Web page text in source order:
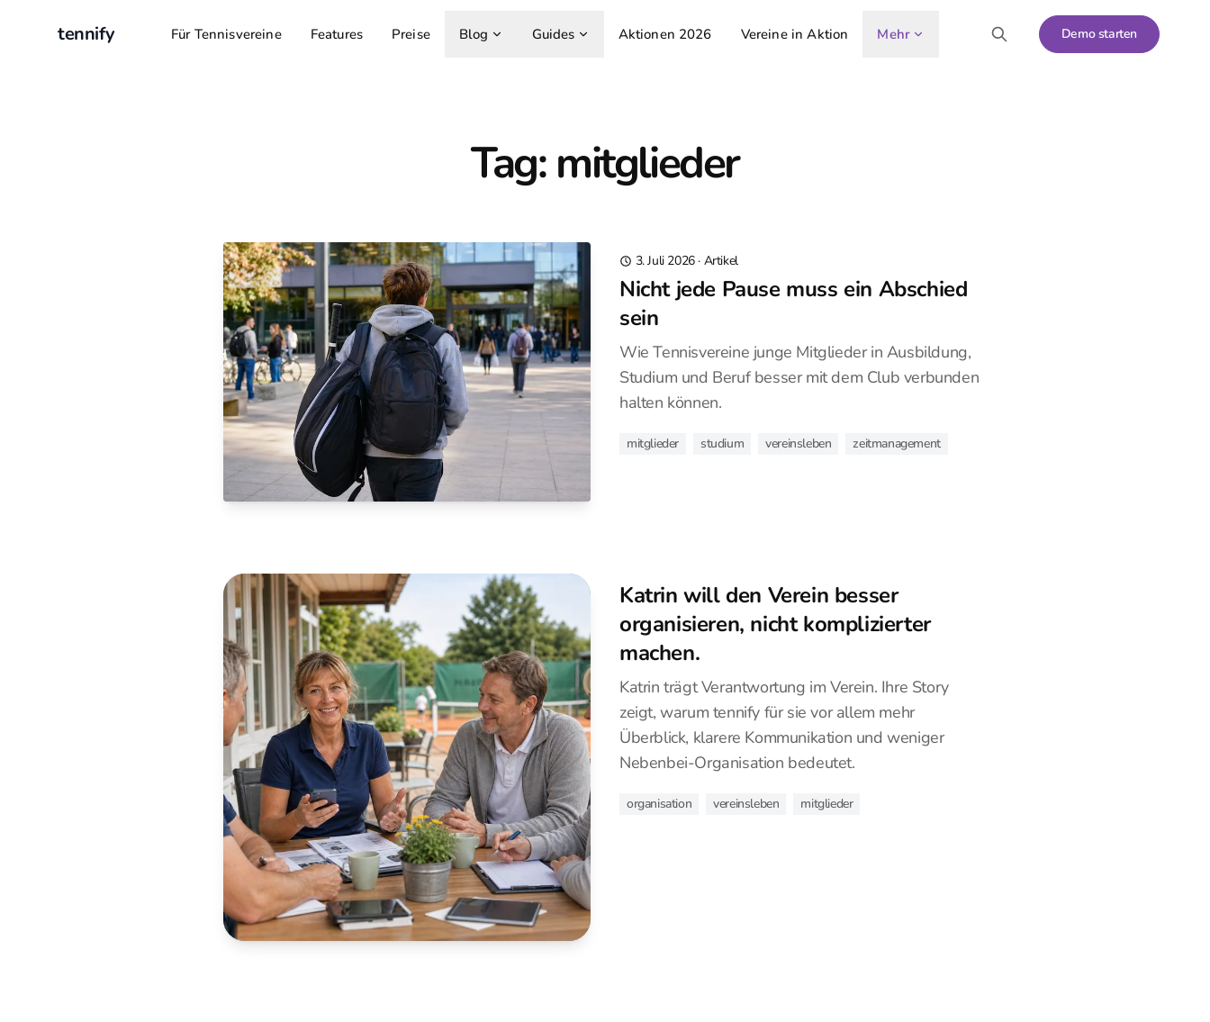
tennify Für Tennisvereine Features Preise Blog Guides Aktionen 2026 Vereine in Aktion Mehr Demo starten
Tag: mitglieder
3. Juli 2026· Artikel
Nicht jede Pause muss ein Abschied
sein
Wie Tennisvereine junge Mitglieder in Ausbildung,
Studium und Beruf besser mit dem Club verbunden
halten können.
mitglieder studium vereinsleben zeitmanagement
Katrin will den Verein besser
organisieren, nicht komplizierter
machen.
Katrin trägt Verantwortung im Verein. Ihre Story
zeigt, warum tennify für sie vor allem mehr
Überblick, klarere Kommunikation und weniger
Nebenbei-Organisation bedeutet.
organisation vereinsleben mitglieder